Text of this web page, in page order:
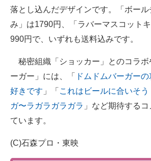
落とし込んだデザインです。「ボー
み」は1790円、「ラバーマスコット
990円で、いずれも送料込みです。
秘密組織「ショッカー」とのコラボ
ーガー」には、「
ドムドムバーガー
好きです 」「 これはビールに合いそ
ガ〜ラガラガラガラ 」など期待する
ています。
(C)石森プロ・東映